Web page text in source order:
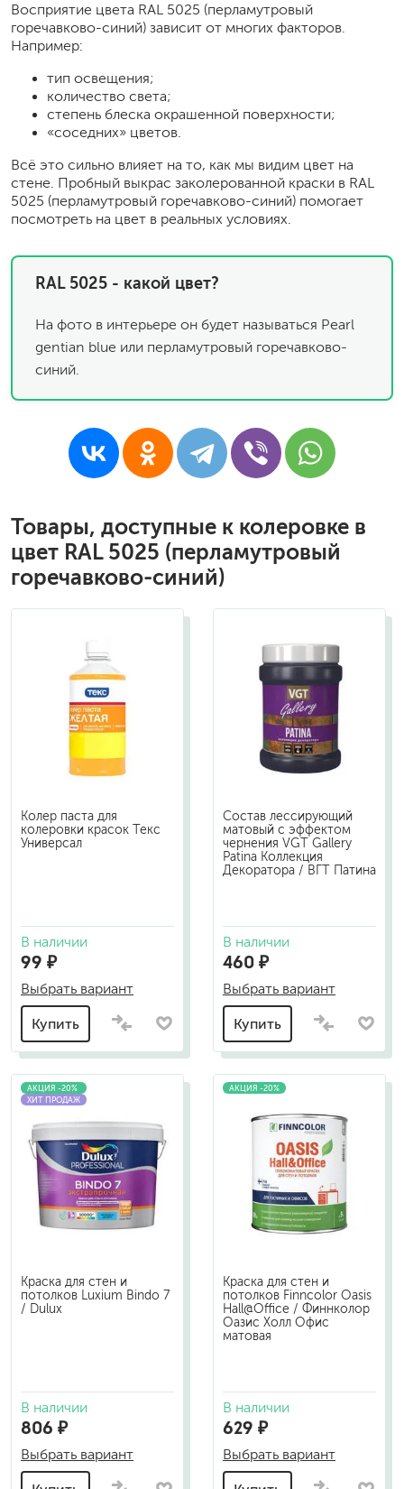
Восприятие цвета RAL 5025 (перламутровый
горечавково-синий) зависит от многих факторов.
Например:
тип освещения;
количество света;
степень блеска окрашенной поверхности;
«соседних» цветов.
Всё это сильно влияет на то, как мы видим цвет на
стене. Пробный выкрас заколерованной краски в RAL
5025 (перламутровый горечавково-синий) помогает
посмотреть на цвет в реальных условиях.
RAL 5025 - какой цвет?
На фото в интерьере он будет называться Pearl
gentian blue или перламутровый горечавково-
синий.
Товары, доступные к колеровке в
цвет RAL 5025 (перламутровый
горечавково-синий)
Колер паста для
колеровки красок Текс
Универсал
В наличии
99 ₽
Выбрать вариант
Купить
Состав лессирующий
матовый с эффектом
чернения VGT Gallery
Patina Коллекция
Декоратора / ВГТ Патина
В наличии
460 ₽
Выбрать вариант
Купить
АКЦИЯ -20%
ХИТ ПРОДАЖ
Краска для стен и
потолков Luxium Bindo 7
/ Dulux
В наличии
806 ₽
Выбрать вариант
АКЦИЯ -20%
Краска для стен и
потолков Finncolor Oasis
Hall@Office / Финнколор
Оазис Холл Офис
матовая
В наличии
629 ₽
Выбрать вариант